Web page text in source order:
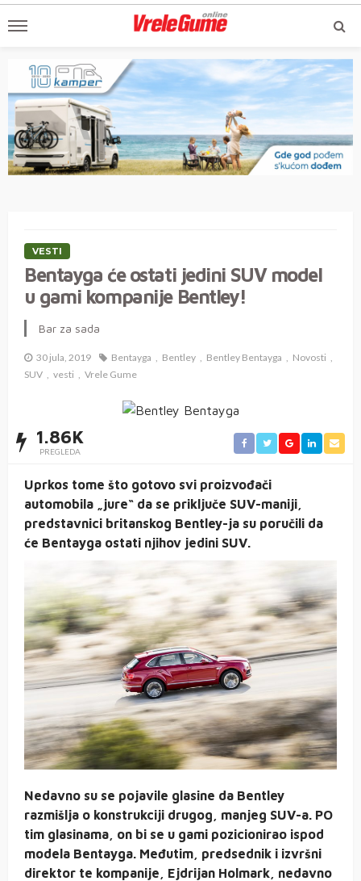
VESTI
Bentayga će ostati jedini SUV model
u gami kompanije Bentley!
Bar za sada
30 jula, 2019 Bentayga Bentley Bentley Bentayga
Novosti
SUV
vesti Vrele Gume
1.86K
PREGLEDA
Uprkos tome što gotovo svi proizvođači
automobila „jure“ da se priključe SUV-maniji,
predstavnici britanskog Bentley-ja su poručili da
će Bentayga ostati njihov jedini SUV.
Nedavno su se pojavile glasine da Bentley
razmišlja o konstrukciji drugog, manjeg SUV-a. PO
tim glasinama, on bi se u gami pozicionirao ispod
modela Bentayga. Međutim, predsednik i izvršni
direktor te kompanije, Ejdrijan Holmark, nedavno